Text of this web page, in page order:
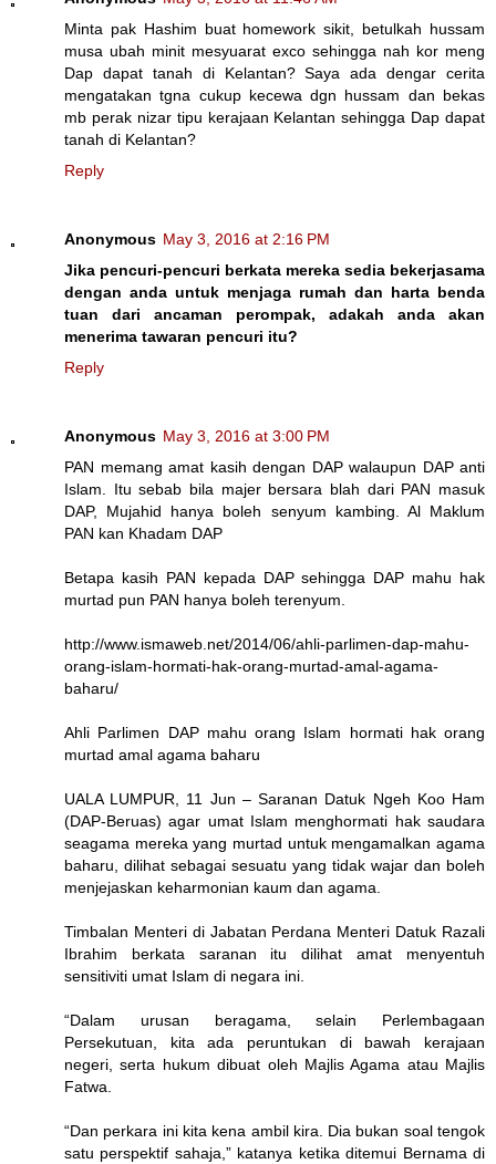
Minta pak Hashim buat homework sikit, betulkah hussam
musa ubah minit mesyuarat exco sehingga nah kor meng
Dap dapat tanah di Kelantan? Saya ada dengar cerita
mengatakan tgna cukup kecewa dgn hussam dan bekas
mb perak nizar tipu kerajaan Kelantan sehingga Dap dapat
tanah di Kelantan?
Reply
Anonymous May 3, 2016 at 2:16 PM
Jika pencuri-pencuri berkata mereka sedia bekerjasama
dengan anda untuk menjaga rumah dan harta benda
tuan dari ancaman perompak, adakah anda akan
menerima tawaran pencuri itu?
Reply
Anonymous May 3, 2016 at 3:00 PM
PAN memang amat kasih dengan DAP walaupun DAP anti
Islam. Itu sebab bila majer bersara blah dari PAN masuk
DAP, Mujahid hanya boleh senyum kambing. Al Maklum
PAN kan Khadam DAP
Betapa kasih PAN kepada DAP sehingga DAP mahu hak
murtad pun PAN hanya boleh terenyum.
http://www.ismaweb.net/2014/06/ahli-parlimen-dap-mahu-
orang-islam-hormati-hak-orang-murtad-amal-agama-
baharu/
Ahli Parlimen DAP mahu orang Islam hormati hak orang
murtad amal agama baharu
UALA LUMPUR, 11 Jun – Saranan Datuk Ngeh Koo Ham
(DAP-Beruas) agar umat Islam menghormati hak saudara
seagama mereka yang murtad untuk mengamalkan agama
baharu, dilihat sebagai sesuatu yang tidak wajar dan boleh
menjejaskan keharmonian kaum dan agama.
Timbalan Menteri di Jabatan Perdana Menteri Datuk Razali
Ibrahim berkata saranan itu dilihat amat menyentuh
sensitiviti umat Islam di negara ini.
“Dalam urusan beragama, selain Perlembagaan
Persekutuan, kita ada peruntukan di bawah kerajaan
negeri, serta hukum dibuat oleh Majlis Agama atau Majlis
Fatwa.
“Dan perkara ini kita kena ambil kira. Dia bukan soal tengok
satu perspektif sahaja,” katanya ketika ditemui Bernama di